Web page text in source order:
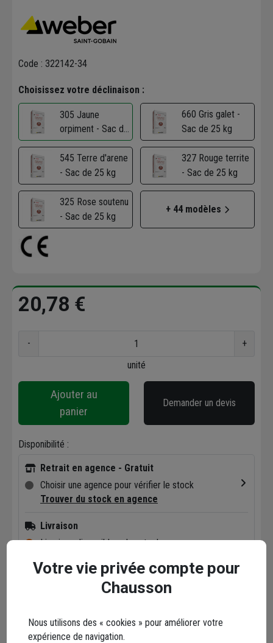
Code : 322142-34
Choisissez votre déclinaison :
305 Jaune
orpiment - Sac de
25 kg
660 Gris galet -
Sac de 25 kg
545 Terre d'arene
- Sac de 25 kg
327 Rouge territe
- Sac de 25 kg
325 Rose soutenu
- Sac de 25 kg
+ 44 modèles
20,78 €
-
+
unité
Ajouter au
panier
Demander un devis
Disponibilité :
Retrait en agence - Gratuit
Choisir une agence pour vérifier le stock
Trouver du stock en agence
Livraison
Livraison disponible selon stock agence
Votre vie privée compte pour
Chausson
Nous utilisons des « cookies » pour améliorer votre
expérience de navigation.